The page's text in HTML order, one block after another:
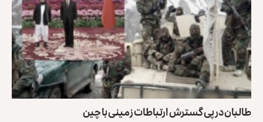
طالبان در پی گسترش ارتباطات زمینی با چین